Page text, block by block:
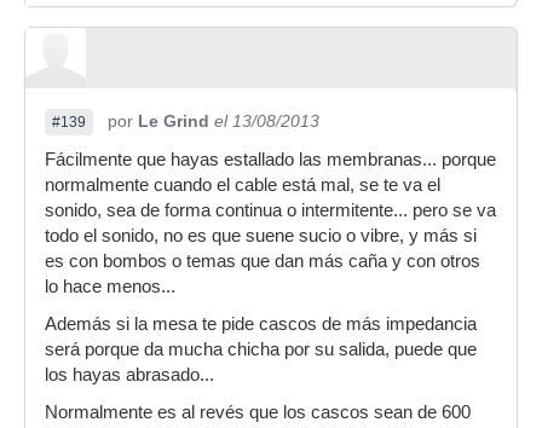
#139 por Le Grind el 13/08/2013
Fácilmente que hayas estallado las membranas... porque
normalmente cuando el cable está mal, se te va el
sonido, sea de forma continua o intermitente... pero se va
todo el sonido, no es que suene sucio o vibre, y más si
es con bombos o temas que dan más caña y con otros
lo hace menos...
Además si la mesa te pide cascos de más impedancia
será porque da mucha chicha por su salida, puede que
los hayas abrasado...
Normalmente es al revés que los cascos sean de 600